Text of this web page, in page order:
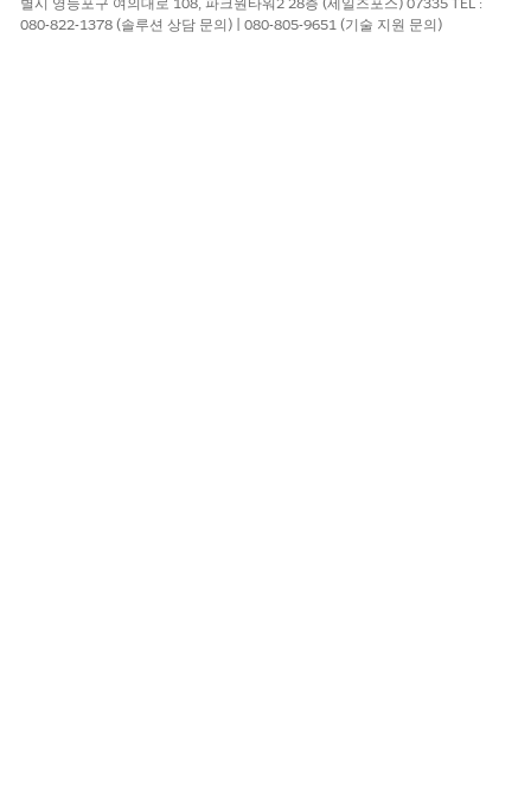
$2,000 수신
080-822-1378 (솔루션 상담 문의) | 080-805-9651 (기술 지원 문의)